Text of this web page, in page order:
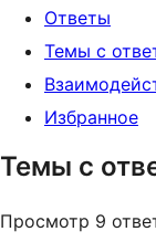
Ответы
Темы с
Избранное
Темы с
Просмотр 9